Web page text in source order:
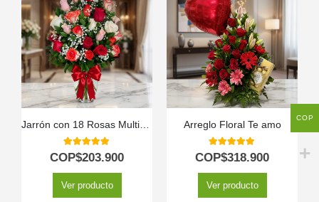
5.00out of 5
COP$203.900
Ver producto
Arreglo Floral Te amo
5.00out of 5
COP$318.900
Ver producto
COP